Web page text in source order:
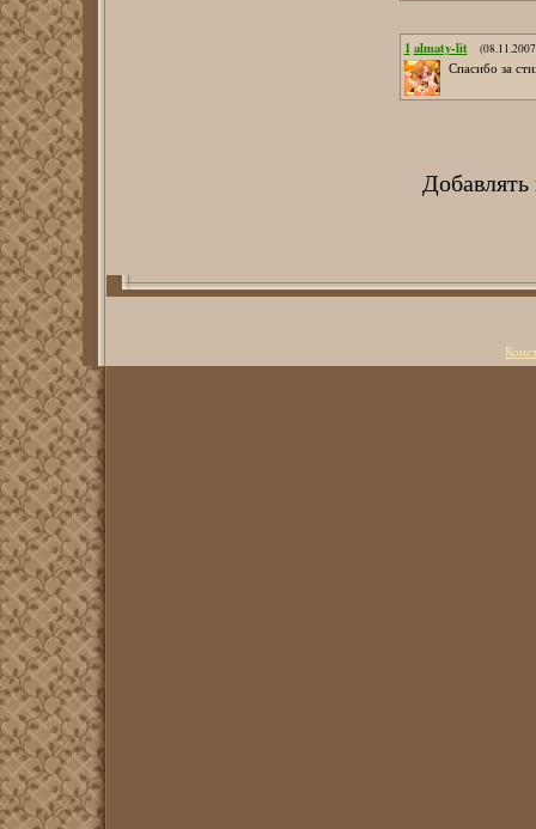
1 almaty-lit
Спасибо за